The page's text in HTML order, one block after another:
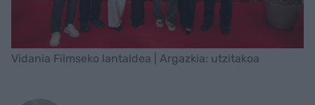
Vidania Filmseko lantaldea | Argazkia: utzitakoa